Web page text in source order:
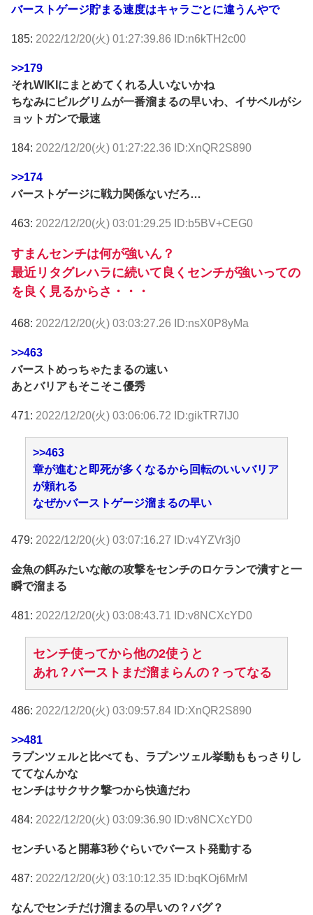
バーストゲージ貯まる速度はキャラごとに違うんやで
185: 2022/12/20(火) 01:27:39.86 ID:n6kTH2c00
>>179
それWIKIにまとめてくれる人いないかね
ちなみにピルグリムが一番溜まるの早いわ、イサベルがシ
ョットガンで最速
184: 2022/12/20(火) 01:27:22.36 ID:XnQR2S890
>>174
バーストゲージに戦力関係ないだろ…
463: 2022/12/20(火) 03:01:29.25 ID:b5BV+CEG0
すまんセンチは何が強いん？
最近リタグレハラに続いて良くセンチが強いっての
を良く見るからさ・・・
468: 2022/12/20(火) 03:03:27.26 ID:nsX0P8yMa
>>463
バーストめっちゃたまるの速い
あとバリアもそこそこ優秀
471: 2022/12/20(火) 03:06:06.72 ID:gikTR7lJ0
>>463
章が進むと即死が多くなるから回転のいいバリア
が頼れる
なぜかバーストゲージ溜まるの早い
479: 2022/12/20(火) 03:07:16.27 ID:v4YZVr3j0
金魚の餌みたいな敵の攻撃をセンチのロケランで潰すと一
瞬で溜まる
481: 2022/12/20(火) 03:08:43.71 ID:v8NCXcYD0
センチ使ってから他の2使うと
あれ？バーストまだ溜まらんの？ってなる
486: 2022/12/20(火) 03:09:57.84 ID:XnQR2S890
>>481
ラプンツェルと比べても、ラプンツェル挙動ももっさりし
ててなんかな
センチはサクサク撃つから快適だわ
484: 2022/12/20(火) 03:09:36.90 ID:v8NCXcYD0
センチいると開幕3秒ぐらいでバースト発動する
487: 2022/12/20(火) 03:10:12.35 ID:bqKOj6MrM
なんでセンチだけ溜まるの早いの？バグ？